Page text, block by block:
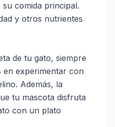
comida principal.
y otros nutrientes
de tu gato, siempre
en experimentar con
Además, la
tu mascota disfruta
con un plato